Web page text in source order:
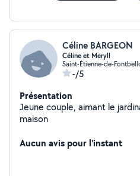
Céline BARGEON
Céline et Meryll
Saint-Étienne-de-
-/5
Présentation
Jeune couple, aimant le
maison
Aucun avis pour l'instant